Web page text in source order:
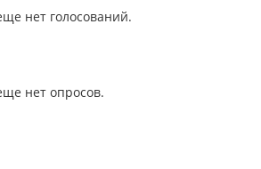
нет голосований.
нет опросов.